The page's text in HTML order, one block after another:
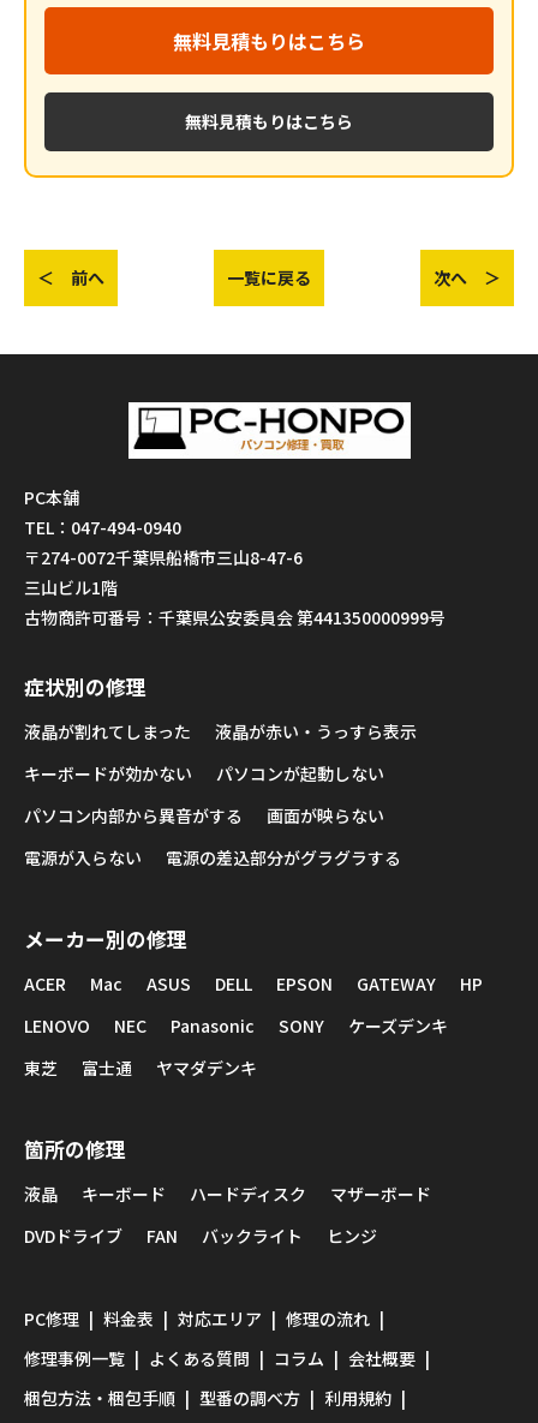
無料見積もりはこちら
無料見積もりはこちら
＜ 前へ 一覧に戻る 次へ ＞
PC本舗
TEL：047-494-0940
〒274-0072千葉県船橋市三山8-47-6
三山ビル1階
古物商許可番号：千葉県公安委員会 第441350000999号
症状別の修理
液晶が割れてしまった
液晶が赤い・うっすら表示
キーボードが効かない
パソコンが起動しない
パソコン内部から異音がする
画面が映らない
電源が入らない
電源の差込部分がグラグラする
メーカー別の修理
ACER Mac ASUS DELL EPSON GATEWAY
HP
LENOVO
NEC Panasonic SONY
ケーズデンキ
東芝
富士通 ヤマダデンキ
箇所の修理
液晶 キーボード ハードディスク
マザーボード
DVDドライブ
FAN バックライト ヒンジ
PC修理 料金表 対応エリア
修理の流れ
修理事例一覧
よくある質問 コラム
会社概要
梱包方法・梱包手順
型番の調べ方 利用規約